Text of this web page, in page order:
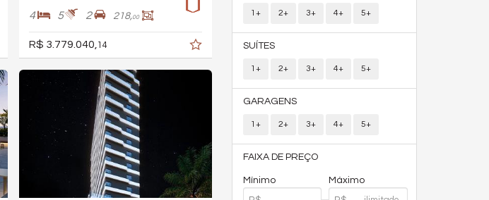
1+ 2+ 3+ 4+ 5+
SUÍTES
1+ 2+ 3+ 4+ 5+
GARAGENS
1+ 2+ 3+ 4+ 5+
FAIXA DE PREÇO
Mínimo Máximo
4 5 2 218,00
R$ 3.779.040, 14